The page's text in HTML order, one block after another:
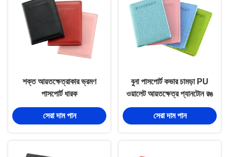
শক্ত আয়তক্ষেত্রাকার ভ্রমণ
পাসপোর্ট ধারক
সেরা দাম পান
বুনা পাসপোর্ট কভার চামড়া PU
ওয়ালেট আয়তক্ষেত্র প্যানটোন রঙ
সেরা দাম পান